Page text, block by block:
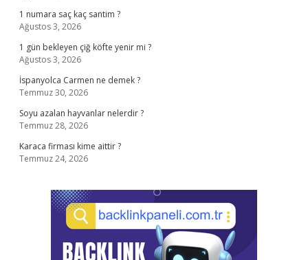
1 numara saç kaç santim ?
Ağustos 3, 2026
1 gün bekleyen çiğ köfte yenir mi ?
Ağustos 3, 2026
İspanyolca Carmen ne demek ?
Temmuz 30, 2026
Soyu azalan hayvanlar nelerdir ?
Temmuz 28, 2026
Karaca firması kime aittir ?
Temmuz 24, 2026